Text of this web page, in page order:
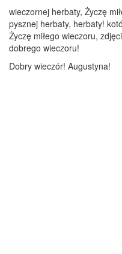
wieczornej herbaty, Życzę
pysznej herbaty, herbaty!
Życzę miłego wieczoru,
dobrego wieczoru!
Dobry wieczór! Augustyna!